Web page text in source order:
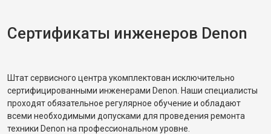
Сертификаты инженеров Denon
Штат сервисного центра укомплектован исключительно
сертифицированными инженерами Denon. Наши специалисты
проходят обязательное регулярное обучение и обладают
всеми необходимыми допусками для проведения ремонта
техники Denon на профессиональном уровне.